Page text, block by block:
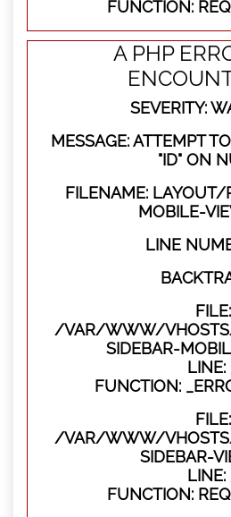
FUNCTION:
A PHP
SEVERITY:
MESSAGE: ATTEMPT
"ID" ON
FILENAME: LAYOUT/
MOBILE-
LINE
FILE:
/VAR/WWW/VHOSTS/
SIDEBAR-
LINE:
FUNCTION:
FILE:
/VAR/WWW/VHOSTS/
SIDEBAR-
LINE:
FUNCTION: